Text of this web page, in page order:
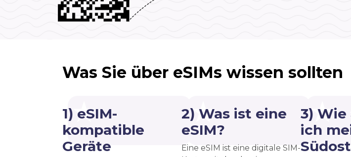
Was Sie über eSIMs wissen sollten
1) eSIM-
kompatible
Geräte
2) Was ist eine
eSIM?
Eine eSIM ist eine digitale SIM-
3)
ich